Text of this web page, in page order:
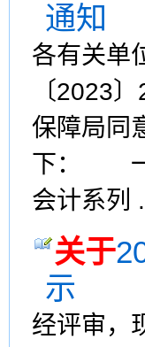
通知
各有关单
〔2023
保障局同
下： 一
会计系列
关于
示
经评审，